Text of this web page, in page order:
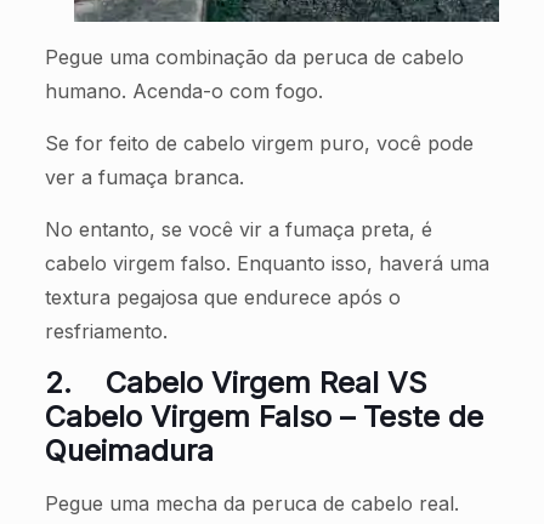
Pegue uma combinação da peruca de cabelo
humano. Acenda-o com fogo.
Se for feito de cabelo virgem puro, você pode
ver a fumaça branca.
No entanto, se você vir a fumaça preta, é
cabelo virgem falso. Enquanto isso, haverá uma
textura pegajosa que endurece após o
resfriamento.
2. Cabelo Virgem Real VS
Cabelo Virgem Falso – Teste de
Queimadura
Pegue uma mecha da peruca de cabelo real.